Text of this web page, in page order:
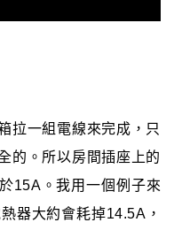
拉一組電線來完成，只
的。所以房間插座上的
15A。我用一個例子來
器大約會耗掉14.5A，